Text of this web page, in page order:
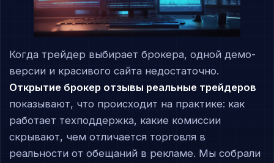
Когда трейдер выбирает брокера, одной демо-
версии и красивого сайта недостаточно.
Открытие брокер отзывы реальные трейдеров
показывают, что происходит на практике: как
работает техподдержка, какие комиссии
скрывают, чем отличается торговля в
реальности от обещаний в рекламе. Мы собрали